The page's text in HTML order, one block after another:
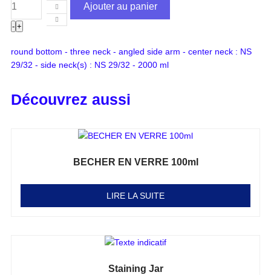
- +
Ajouter au panier
round bottom - three neck - angled side arm - center neck : NS
29/32 - side neck(s) : NS 29/32 - 2000 ml
Découvrez aussi
BECHER EN VERRE 100ml
LIRE LA SUITE
Staining Jar